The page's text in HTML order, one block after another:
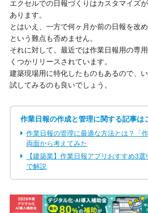
エクセルでの日報づくりはカスタマイズ
あります。
とはいえ、一方で何ヶ月か前の日報を改
という難点も否めません。
それに対して、最近では作業日報用の専
くつかリリースされています。
建築現場用に特化したものもあるので、
試してみるのも良いでしょう。
作業日報の作成と管理に関する記事は
作業日報の管理に最適な方法とは？「作
両面から考えてみた
【建築業】作業日報アプリおすすめ3選
で解説